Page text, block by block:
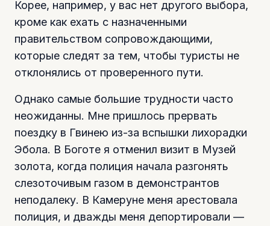
Корее, например, у вас нет другого выбора,
кроме как ехать с назначенными
правительством сопровождающими,
которые следят за тем, чтобы туристы не
отклонялись от проверенного пути.
Однако самые большие трудности часто
неожиданны. Мне пришлось прервать
поездку в Гвинею из-за вспышки лихорадки
Эбола. В Боготе я отменил визит в Музей
золота, когда полиция начала разгонять
слезоточивым газом в демонстрантов
неподалеку. В Камеруне меня арестовала
полиция, и дважды меня депортировали —